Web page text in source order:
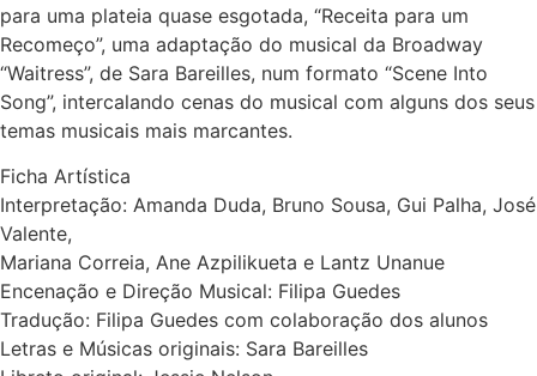
para uma plateia quase esgotada, “Receita para um
Recomeço”, uma adaptação do musical da Broadway
“Waitress”, de Sara Bareilles, num formato “Scene Into
Song”, intercalando cenas do musical com alguns dos seus
temas musicais mais marcantes.
Ficha Artística
Interpretação: Amanda Duda, Bruno Sousa, Gui Palha, José
Valente,
Mariana Correia, Ane Azpilikueta e Lantz Unanue
Encenação e Direção Musical: Filipa Guedes
Tradução: Filipa Guedes com colaboração dos alunos
Letras e Músicas originais: Sara Bareilles